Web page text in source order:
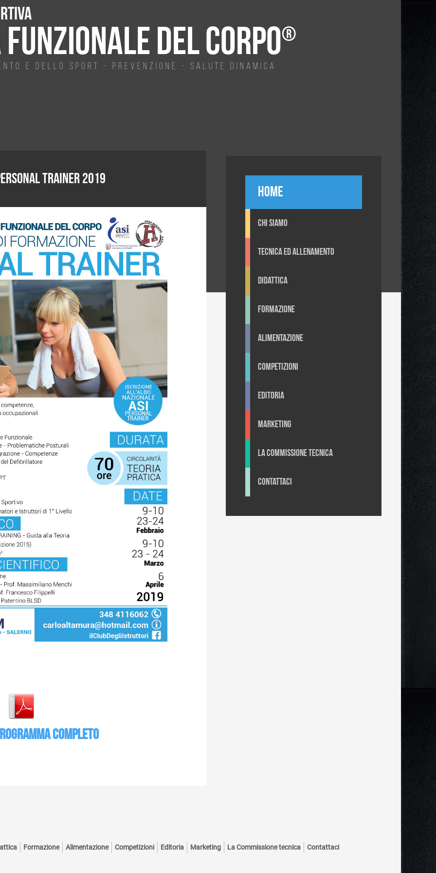
DEL CORPO
e dello Sport - Prevenzione - Salute dinamica
Trainer 2019
completo
Home
Chi Siamo
Tecnica ed Allenamento
Didattica
Formazione
Alimentazione
Competizioni
Editoria
Marketing
La Commissione tecnica
Contattaci
Formazione Alimentazione Competizioni Editoria Marketing La Commissione tecnica Contattaci